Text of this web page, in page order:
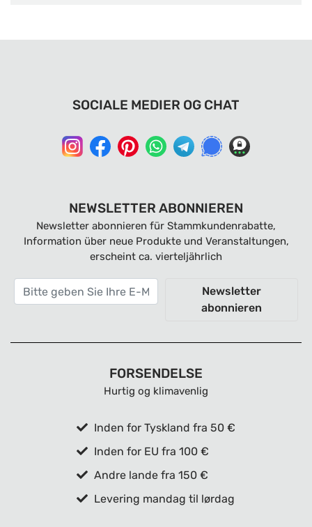
SOCIALE MEDIER OG CHAT
NEWSLETTER ABONNIEREN
Newsletter abonnieren für Stammkundenrabatte,
Information über neue Produkte und Veranstaltungen,
erscheint ca. vierteljährlich
Newsletter
abonnieren
FORSENDELSE
Hurtig og klimavenlig
Inden for Tyskland fra 50 €
Inden for EU fra 100 €
Andre lande fra 150 €
Levering mandag til lørdag